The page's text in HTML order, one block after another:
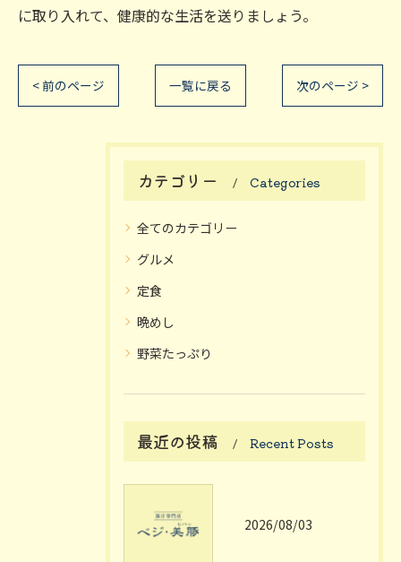
に取り入れて、健康的な生活を送りましょう。
< 前のページ 一覧に戻る 次のページ >
カテゴリー Categories
全てのカテゴリー
グルメ
定食
晩めし
野菜たっぷり
最近の投稿 Recent Posts
2026/08/03